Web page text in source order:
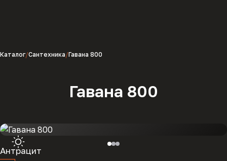
Каталог Сантехника Гавана 800
Гавана 800
Антрацит